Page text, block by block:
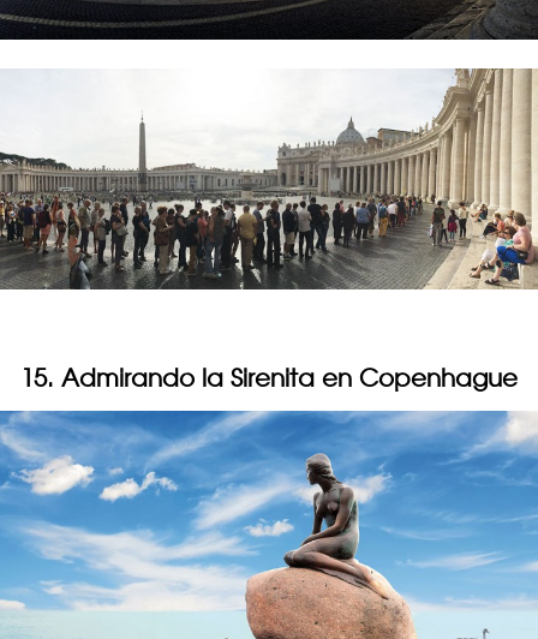
15. Admirando la Sirenita en Copenhague